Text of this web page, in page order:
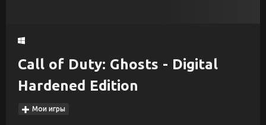
Call of Duty: Ghosts - Digital
Hardened Edition
Мои игры